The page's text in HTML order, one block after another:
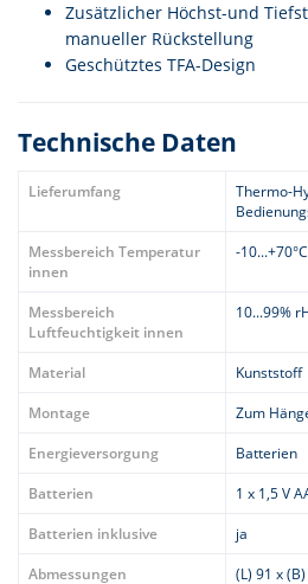
Zusätzlicher Höchst-und
manueller Rückstellung
Geschütztes TFA-Design
Technische Daten
Lieferumfang
Thermo-
Messbereich Temperatur
innen
-
Messbereich
Luftfeuchtigkeit innen
10...99%
Material
Kunststoff
Montage
Zum
Energieversorgung
Batterien
Batterien
1 x 1,5 V
Batterien inklusive
ja
Abmessungen
(L) 91 x